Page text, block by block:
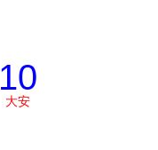
10
大安